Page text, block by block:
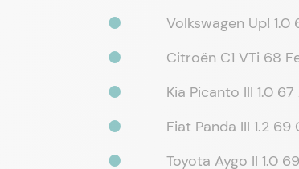
Volkswagen Up!
Citroën C1 VTi 68
Kia Picanto III 1.0
Fiat Panda III 1.2
Toyota Aygo II 1.0